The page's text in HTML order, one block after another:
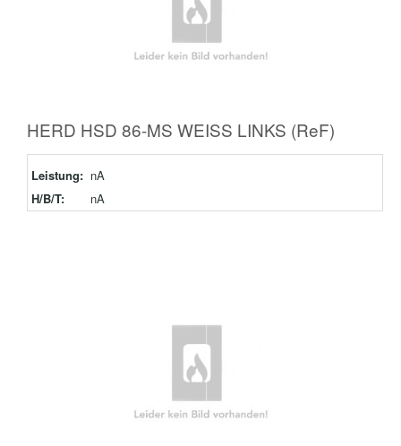
HERD HSD 86-MS WEISS LINKS (ReF)
Leistung: nA
H/B/T:
nA